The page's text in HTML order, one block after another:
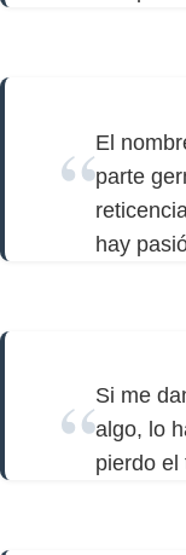
El
parte
hay
Si me
algo, lo
pierdo el